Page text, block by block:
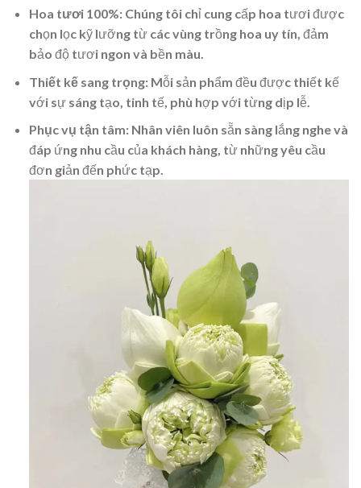
Hoa tươi 100%: Chúng tôi chỉ cung cấp hoa tươi được
chọn lọc kỹ lưỡng từ các vùng trồng hoa uy tín, đảm
bảo độ tươi ngon và bền màu.
Thiết kế sang trọng: Mỗi sản phẩm đều được thiết kế
với sự sáng tạo, tinh tế, phù hợp với từng dịp lễ.
Phục vụ tận tâm: Nhân viên luôn sẵn sàng lắng nghe và
đáp ứng nhu cầu của khách hàng, từ những yêu cầu
đơn giản đến phức tạp.